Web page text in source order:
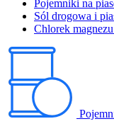
Pojemniki na
Sól drogowa i
Chlorek